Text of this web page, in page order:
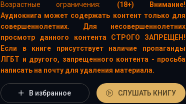
Возрастные ограничения:
(18+) Внимание!
Аудиокнига может содержать контент только для
совершеннолетних. Для несовершеннолетних
просмотр данного контента СТРОГО ЗАПРЕЩЕН!
Если в книге присутствует наличие пропаганды
ЛГБТ и другого, запрещенного контента - просьба
написать на почту для удаления материала.
В избранное СЛУШАТЬ КНИГУ